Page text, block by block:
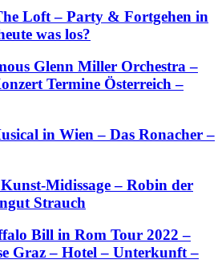
Loft – Party & Fortgehen in
was los?
Glenn Miller Orchestra –
Termine Österreich –
in Wien – Das Ronacher –
Midissage – Robin der
Strauch
Bill in Rom Tour 2022 –
Graz – Hotel – Unterkunft –